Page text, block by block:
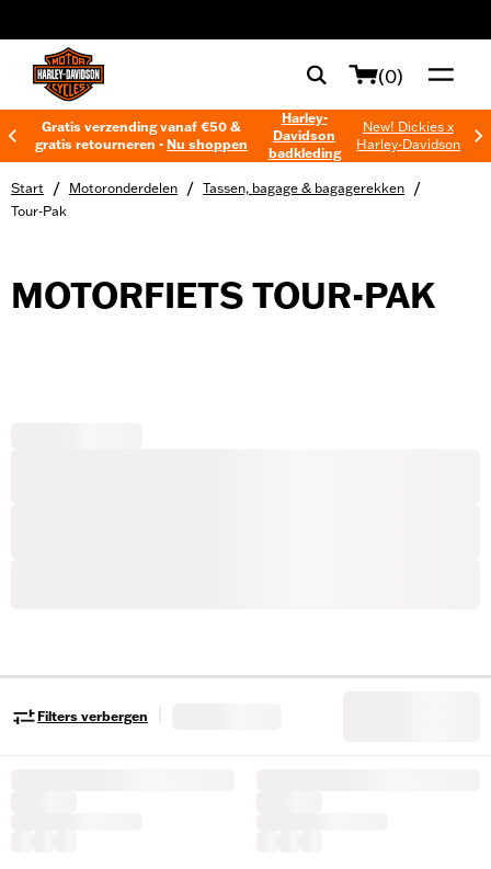
(0)
Gratis verzending vanaf €50 &
gratis retourneren -Nu shoppen
Harley-
Davidson
badkleding
New! Dickies x
Harley-Davidson
Start / Motoronderdelen / Tassen, bagage & bagagerekken /
Tour-Pak
MOTORFIETS TOUR-PAK
Filters verbergen